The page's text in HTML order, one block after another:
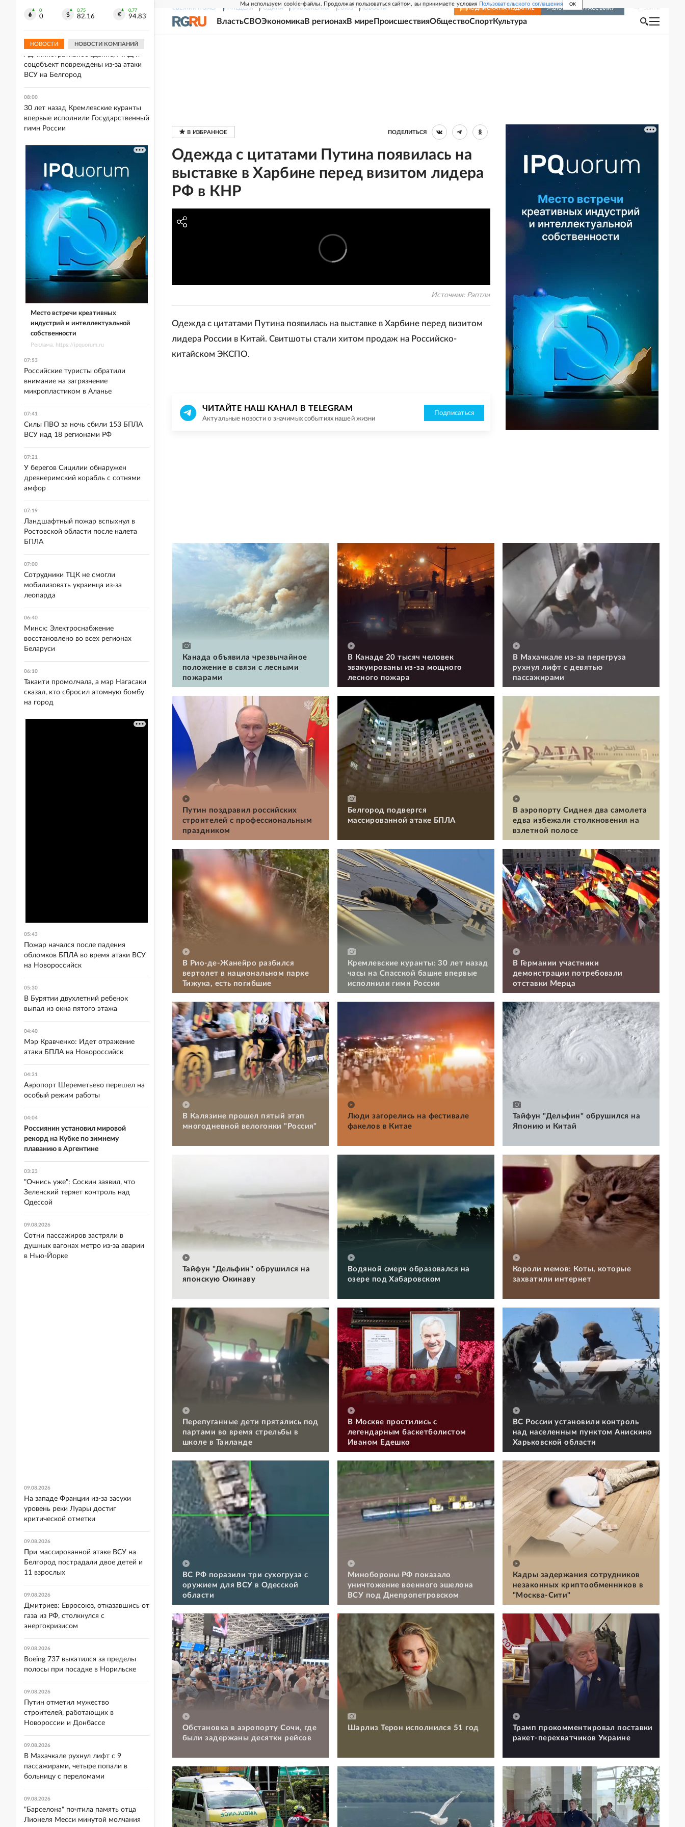
Мы используем cookie-файлы. Продолжая пользоваться сайтом, вы принимаете условия Пользовательского соглашения OK
СВЕЖИЙ НОМЕР РГ-НЕДЕЛЯ РОДИНА ПРИЛОЖЕНИЯ СОЮЗ НОВОСТИ ПОДПИСКА НА ИЗДАНИЕ ВКЛЮЧИТЬ РАССЫЛКУ
ВластьСВОЭкономикаВ регионахВ мире ПроисшествияОбществоСпортКультура
ПОДЕЛИТЬСЯ
Одежда с цитатами Путина появилась на
выставке в Харбине перед визитом лидера
РФ в КНР
Источник: Раптли
Одежда с цитатами Путина появилась на выставке в Харбине перед визитом
лидера России в Китай. Свитшоты стали хитом продаж на Российско-
китайском ЭКСПО.
ЧИТАЙТЕ НАШ КАНАЛ В TELEGRAM
Актуальные новости о значимых событиях нашей жизни
Подписаться
Канада объявила чрезвычайное
положение в связи с лесными
пожарами
В Канаде 20 тысяч человек
эвакуированы из-за мощного
лесного пожара
В Махачкале из-за перегруза
рухнул лифт с девятью
пассажирами
Путин поздравил российских
строителей с профессиональным
праздником
Белгород подвергся
массированной атаке БПЛА
В аэропорту Сиднея два самолета
едва избежали столкновения на
взлетной полосе
В Рио-де-Жанейро разбился
вертолет в национальном парке
Тижука, есть погибшие
Кремлевские куранты: 30 лет назад
часы на Спасской башне впервые
исполнили гимн России
В Германии участники
демонстрации потребовали
отставки Мерца
В Калязине прошел пятый этап
многодневной велогонки "Россия"
Люди загорелись на фестивале
факелов в Китае
Тайфун "Дельфин" обрушился на
Японию и Китай
Тайфун "Дельфин" обрушился на
японскую Окинаву
Водяной смерч образовался на
озере под Хабаровском
Короли мемов: Коты, которые
захватили интернет
Перепуганные дети прятались под
партами во время стрельбы в
школе в Таиланде
В Москве простились с
легендарным баскетболистом
Иваном Едешко
ВС России установили контроль
над населенным пунктом Анискино
Харьковской области
ВС РФ поразили три сухогруза с
оружием для ВСУ в Одесской
области
Минобороны РФ показало
уничтожение военного эшелона
ВСУ под Днепропетровском
Кадры задержания сотрудников
незаконных криптообменников в
"Москва-Сити"
Обстановка в аэропорту Сочи, где
были задержаны десятки рейсов
Шарлиз Терон исполнился 51 год
Трамп прокомментировал поставки
ракет-перехватчиков Украине
0
0
0.75
82.16
0.77
94.83
НОВОСТИ НОВОСТИ КОМПАНИЙ
квартирах с мумифицированными
08:17
Административное здание, МКД и
соцобъект повреждены из-за атаки
ВСУ на Белгород
08:00
30 лет назад Кремлевские куранты
впервые исполнили Государственный
гимн России
Место встречи креативных
индустрий и интеллектуальной
собственности
Реклама. https://ipquorum.ru
07:53
Российские туристы обратили
внимание на загрязнение
микропластиком в Аланье
07:41
Силы ПВО за ночь сбили 153 БПЛА
ВСУ над 18 регионами РФ
07:21
У берегов Сицилии обнаружен
древнеримский корабль с сотнями
амфор
07:19
Ландшафтный пожар вспыхнул в
Ростовской области после налета
БПЛА
07:00
Сотрудники ТЦК не смогли
мобилизовать украинца из-за
леопарда
06:40
Минск: Электроснабжение
восстановлено во всех регионах
Беларуси
06:10
Такаити промолчала, а мэр Нагасаки
сказал, кто сбросил атомную бомбу
на город
05:43
Пожар начался после падения
обломков БПЛА во время атаки ВСУ
на Новороссийск
05:30
В Бурятии двухлетний ребенок
выпал из окна пятого этажа
04:40
Мэр Кравченко: Идет отражение
атаки БПЛА на Новороссийск
04:31
Аэропорт Шереметьево перешел на
особый режим работы
04:04
Россиянин установил мировой
рекорд на Кубке по зимнему
плаванию в Аргентине
03:23
"Очнись уже": Соскин заявил, что
Зеленский теряет контроль над
Одессой
09.08.2026
Сотни пассажиров застряли в
душных вагонах метро из-за аварии
в Нью-Йорке
09.08.2026
На западе Франции из-за засухи
уровень реки Луары достиг
критической отметки
09.08.2026
При массированной атаке ВСУ на
Белгород пострадали двое детей и
11 взрослых
09.08.2026
Дмитриев: Евросоюз, отказавшись от
газа из РФ, столкнулся с
энергокризисом
09.08.2026
Boeing 737 выкатился за пределы
полосы при посадке в Норильске
09.08.2026
Путин отметил мужество
строителей, работающих в
Новороссии и Донбассе
09.08.2026
В Махачкале рухнул лифт с 9
пассажирами, четыре попали в
больницу с переломами
09.08.2026
"Барселона" почтила память отца
Лионеля Месси минутой молчания